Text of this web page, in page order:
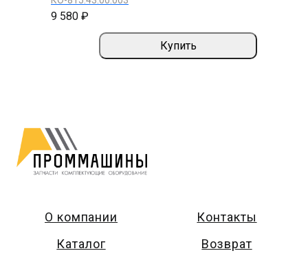
9 580 ₽
Купить
О компании
Каталог
Контакты
Возврат